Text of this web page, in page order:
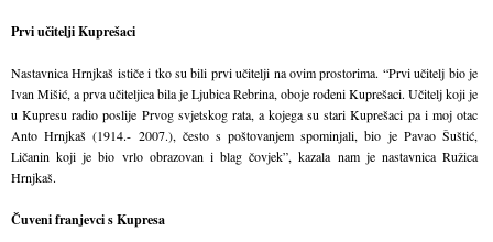
Prvi učitelji Kuprešaci
Nastavnica Hrnjkaš ističe i tko su bili prvi učitelji na ovim prostorima. “Prvi učitelj bio je
Ivan Mišić, a prva učiteljica bila je Ljubica Rebrina, oboje rođeni Kuprešaci. Učitelj koji je
u Kupresu radio poslije Prvog svjetskog rata, a kojega su stari Kuprešaci pa i moj otac
Anto Hrnjkaš (1914.- 2007.), često s poštovanjem spominjali, bio je Pavao Šuštić,
Ličanin koji je bio vrlo obrazovan i blag čovjek”, kazala nam je nastavnica Ružica
Hrnjkaš.
Čuveni franjevci s Kupresa